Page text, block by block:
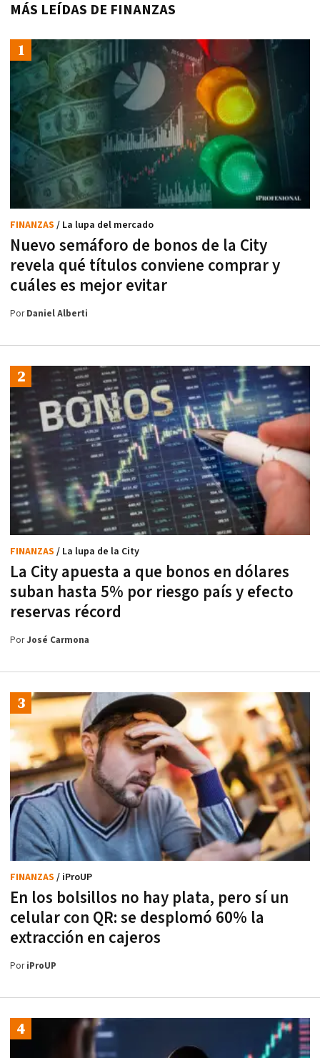
MÁS LEÍDAS DE FINANZAS
Nuevo semáforo de bonos de la City
revela qué títulos conviene comprar y
cuáles es mejor evitar
FINANZAS / La lupa del mercado
PorDaniel Alberti
La City apuesta a que bonos en dólares
suban hasta 5% por riesgo país y efecto
reservas récord
FINANZAS / La lupa de la City
PorJosé Carmona
En los bolsillos no hay plata, pero sí un
celular con QR: se desplomó 60% la
extracción en cajeros
FINANZAS / iProUP
PoriProUP